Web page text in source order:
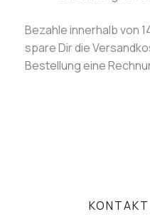
Bezahle innerhalb von
spare Dir die
Bestellung eine